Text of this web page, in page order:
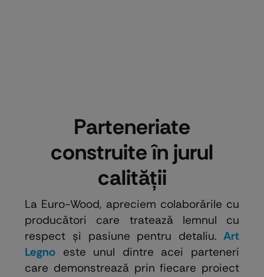
Parteneriate
construite în jurul
calității
La Euro-Wood, apreciem colaborările cu
producători care tratează lemnul cu
respect și pasiune pentru detaliu. Art
Legno este unul dintre acei parteneri
care demonstrează prin fiecare proiect